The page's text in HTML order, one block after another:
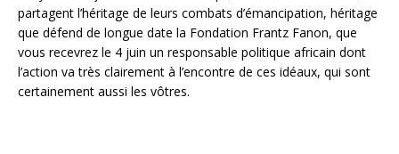
partagent l’héritage de leurs combats d’émancipation, héritage
que défend de longue date la Fondation Frantz Fanon, que
vous recevrez le 4 juin un responsable politique africain dont
l’action va très clairement à l’encontre de ces idéaux, qui sont
certainement aussi les vôtres.